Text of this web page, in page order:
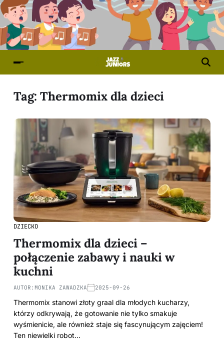
Tag: Thermomix dla dzieci
DZIECKO
Thermomix dla dzieci –
połączenie zabawy i nauki w
kuchni
AUTOR: MONIKA ZAWADZKA 2025-09-26
Thermomix stanowi złoty graal dla młodych kucharzy,
którzy odkrywają, że gotowanie nie tylko smakuje
wyśmienicie, ale również staje się fascynującym zajęciem!
Ten niewielki robot…